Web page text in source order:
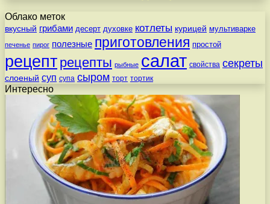
Облако меток
вкусный грибами десерт духовке котлеты курицей мультиварке
печенье пирог полезные приготовления простой
рецепт рецепты рыбные салат свойства секреты
слоеный суп супа сыром торт тортик
Интересно